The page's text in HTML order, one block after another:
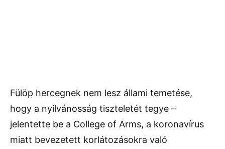
Fülöp hercegnek nem lesz állami temetése,
hogy a nyilvánosság tiszteletét tegye –
jelentette be a College of Arms, a koronavírus
miatt bevezetett korlátozásokra való